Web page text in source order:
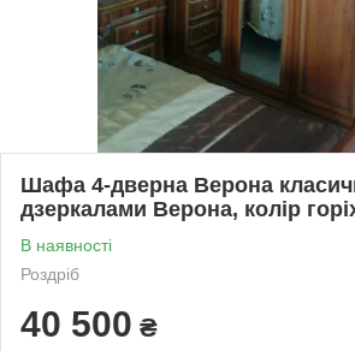
Шафа 4-дверна Верона
дзеркалами Верона, колір
В наявності
Роздріб
40 500 ₴